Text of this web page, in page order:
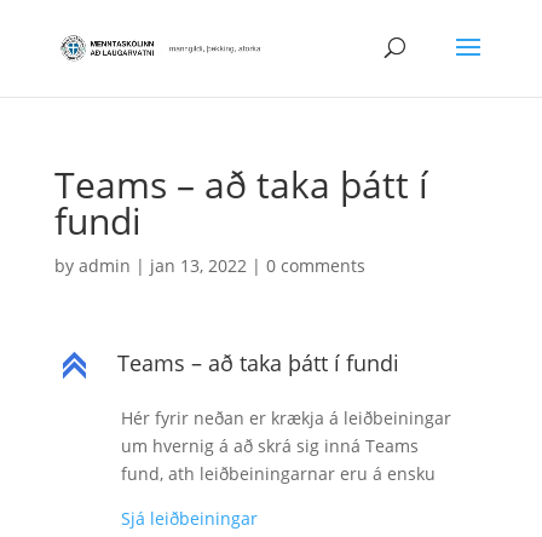
Teams – að taka þátt í
fundi
by admin | jan 13, 2022| 0 comments
C Teams – að taka þátt í fundi
Hér fyrir neðan er krækja á leiðbeiningar
um hvernig á að skrá sig inná Teams
fund, ath leiðbeiningarnar eru á ensku
Sjá leiðbeiningar